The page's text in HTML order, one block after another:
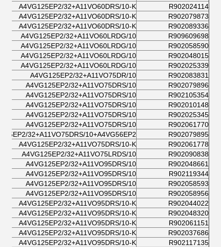
R902024114
A4VG125EP2/32+A11VO60DRS/10-K
R902079873
A4VG125EP2/32+A11VO60DRS/10-K
R902089336
A4VG125EP2/32+A11VO60DRS/10-K
R909609698
A4VG125EP2/32+A11VO60LRDG/10
R902058590
A4VG125EP2/32+A11VO60LRDG/10
R902048015
A4VG125EP2/32+A11VO60LRDG/10
R902025339
A4VG125EP2/32+A11VO60LRDG/10
R902083831
A4VG125EP2/32+A11VO75DR/10
R902079896
A4VG125EP2/32+A11VO75DRS/10
R902105354
A4VG125EP2/32+A11VO75DRS/10
R902010148
A4VG125EP2/32+A11VO75DRS/10
R902025345
A4VG125EP2/32+A11VO75DRS/10
R902061770
A4VG125EP2/32+A11VO75DRS/10
R902079895
32+A11VO75DRS/10+A4VG56EP2/
R902061778
A4VG125EP2/32+A11VO75DRS/10-K
R902090838
A4VG125EP2/32+A11VO75LRDS/10
R902048661
A4VG125EP2/32+A11VO95DRS/10
R902119344
A4VG125EP2/32+A11VO95DRS/10
R902058593
A4VG125EP2/32+A11VO95DRS/10
R902058956
A4VG125EP2/32+A11VO95DRS/10
R902044022
A4VG125EP2/32+A11VO95DRS/10-K
R902048320
A4VG125EP2/32+A11VO95DRS/10-K
R902061151
A4VG125EP2/32+A11VO95DRS/10-K
R902037686
A4VG125EP2/32+A11VO95DRS/10-K
R902117135
A4VG125EP2/32+A11VO95DRS/10-K